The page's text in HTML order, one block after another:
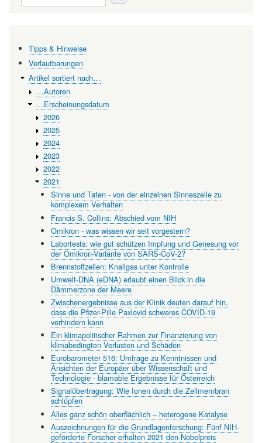
verfasste
1810
dazu
erste
umfassende
Schrift
Tipps & Hinweise
Verlautbarungen
Artikel sortiert nach…
…Autoren
…Erscheinungsdatum
2026
2025
2024
2023
2022
2021
Sinne und Taten - von der einzelnen Sinneszelle zu
komplexem Verhalten
Francis S. Collins: Abschied vom NIH
Omikron - was wissen wir seit vorgestern?
Labortests: wie gut schützen Impfung und Genesung vor
der Omikron-Variante von SARS-CoV-2?
Brennstoffzellen: Knallgas unter Kontrolle
Umwelt-DNA (eDNA) erlaubt einen Blick in die
Dämmerzone der Meere
Zwischenergebnisse aus der Klinik deuten darauf hin,
dass die Pfizer-Pille Paxlovid schweres COVID-19
verhindern kann
Ein klimapolitischer Rahmen zur Finanzierung von
klimabedingten Verlusten und Schäden
Eurobarometer 516: Umfrage zu Kenntnissen und
Ansichten der Europäer über Wissenschaft und
Technologie - blamable Ergebnisse für Österreich
Signalübertragung: Wie Ionen durch die Zellmembran
schlüpfen
Alles ganz schön oberflächlich – heterogene Katalyse
Auszeichnungen für die Grundlagenforschung: Fünf NIH-
geförderte Forscher erhalten 2021 den Nobelpreis